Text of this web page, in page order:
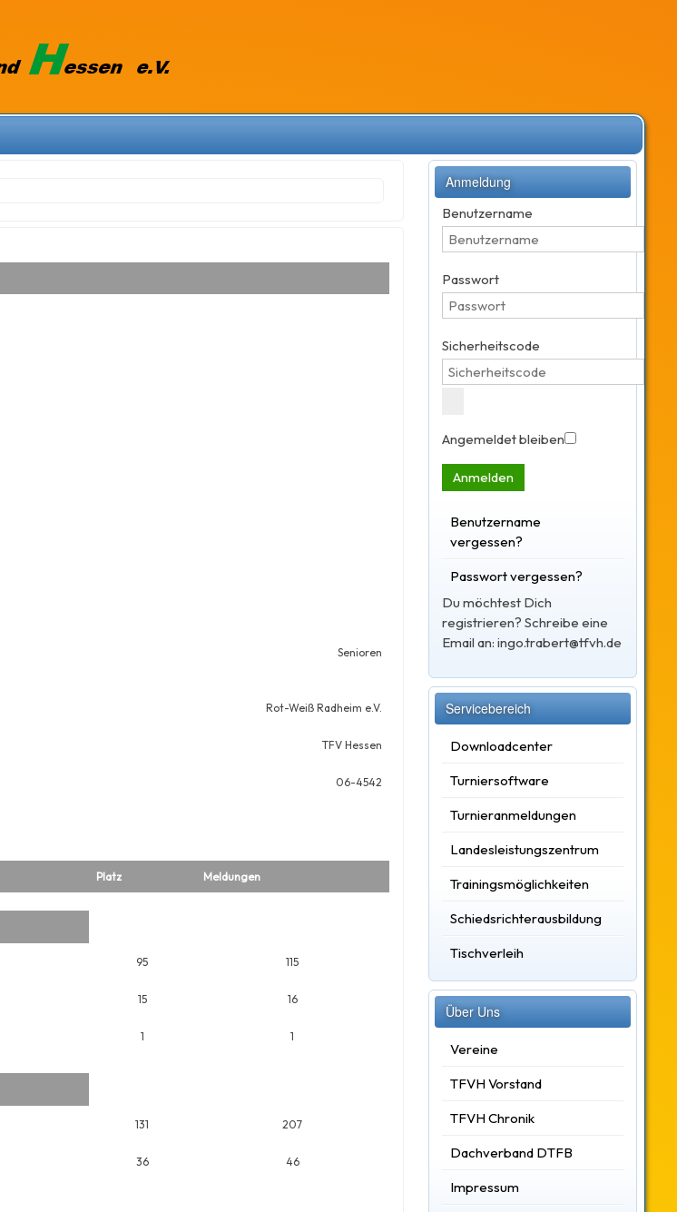
Senioren
Rot-Weiß Radheim e.V.
TFV Hessen
06-4542
Platz Meldungen
95 115
15 16
1 1
131 207
36 46
Anmeldung
Benutzername
Passwort
Sicherheitscode
Angemeldet bleiben
Anmelden
Benutzername
vergessen?
Passwort vergessen?
Du möchtest Dich
registrieren? Schreibe eine
Email an: ingo.trabert@tfvh.de
Servicebereich
Downloadcenter
Turniersoftware
Turnieranmeldungen
Landesleistungszentrum
Trainingsmöglichkeiten
Schiedsrichterausbildung
Tischverleih
Über Uns
Vereine
TFVH Vorstand
TFVH Chronik
Dachverband DTFB
Impressum